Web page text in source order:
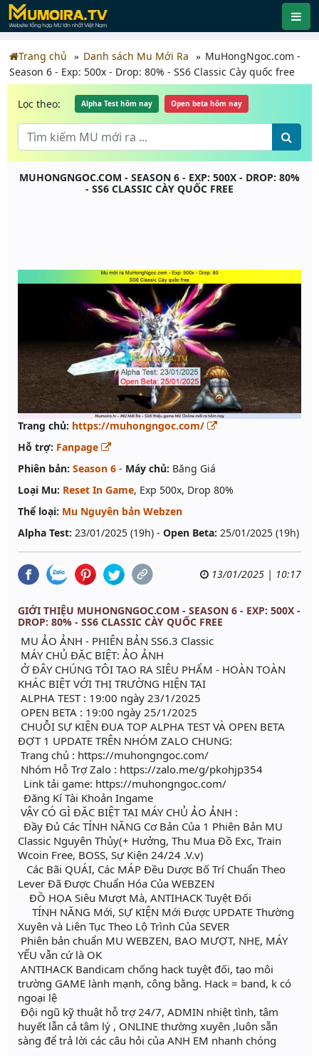
Trang chủ Danh sách Mu Mới Ra
MuHongNgoc.com -
Season 6 - Exp: 500x - Drop: 80% - SS6 Classic Cày quốc free
Lọc theo: Alpha Test hôm nay Open beta hôm nay
MUHONGNGOC.COM - SEASON 6 - EXP: 500X - DROP: 80%
- SS6 CLASSIC CÀY QUỐC FREE
Trang chủ: https://muhongngoc.com/
Hỗ trợ: Fanpage
Phiên bản: Season 6 - Máy chủ: Băng Giá
Loại Mu: Reset In Game, Exp 500x, Drop 80%
Thể loại: Mu Nguyên bản Webzen
Alpha Test: 23/01/2025 (19h) - Open Beta: 25/01/2025 (19h)
13/01/2025 | 10:17
GIỚI THIỆU MUHONGNGOC.COM - SEASON 6 - EXP: 500X -
DROP: 80% - SS6 CLASSIC CÀY QUỐC FREE
MU ẢO ẢNH - PHIÊN BẢN SS6.3 Classic
MÁY CHỦ ĐẶC BIỆT: ẢO ẢNH
Ở ĐÂY CHÚNG TÔI TẠO RA SIÊU PHẨM - HOÀN TOÀN
KHÁC BIỆT VỚI THỊ TRƯỜNG HIỆN TẠI
ALPHA TEST : 19:00 ngày 23/1/2025
OPEN BETA : 19:00 ngày 25/1/2025
CHUỖI SỰ KIỆN ĐUA TOP ALPHA TEST VÀ OPEN BETA
ĐỢT 1 UPDATE TRÊN NHÓM ZALO CHUNG:
Trang chủ : https://muhongngoc.com/
Nhóm Hỗ Trợ Zalo : https://zalo.me/g/pkohjp354
Link tải game: https://muhongngoc.com/
Đăng Kí Tài Khoản Ingame
VẬY CÓ GÌ ĐẶC BIỆT TẠI MÁY CHỦ ẢO ẢNH :
Đầy Đủ Các TÍNH NĂNG Cơ Bản Của 1 Phiên Bản MU
Classic Nguyên Thủy(+ Hưởng, Thu Mua Đồ Exc, Train
Wcoin Free, BOSS, Sự Kiện 24/24 .V.v)
Các Bãi QUÁI, Các MÁP Đều Dược Bố Trí Chuẩn Theo
Lever Đã Được Chuẩn Hóa Của WEBZEN
ĐỒ HỌA Siêu Mượt Mà, ANTIHACK Tuyệt Đối
TÍNH NĂNG Mới, SỰ KIỆN Mới Được UPDATE Thường
Xuyên và Liên Tục Theo Lộ Trình Của SEVER
Phiên bản chuẩn MU WEBZEN, BAO MƯỢT, NHẸ, MÁY
YẾU vẫn cứ là OK
ANTIHACK Bandicam chống hack tuyệt đối, tạo môi
trường GAME lành mạnh, công bằng. Hack = band, k có
ngoại lệ
Đội ngũ kỹ thuật hỗ trợ 24/7, ADMIN nhiệt tình, tâm
huyết lẫn cả tâm lý , ONLINE thường xuyên ,luôn sẵn
sàng để trả lời các câu hỏi của ANH EM nhanh chóng